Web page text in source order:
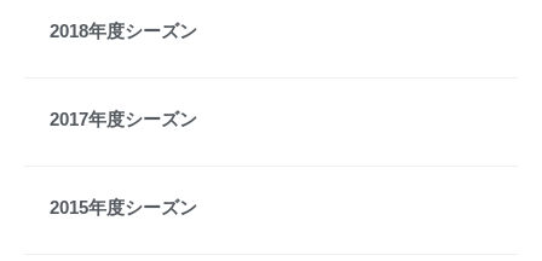
2018年度シーズン
2017年度シーズン
2015年度シーズン